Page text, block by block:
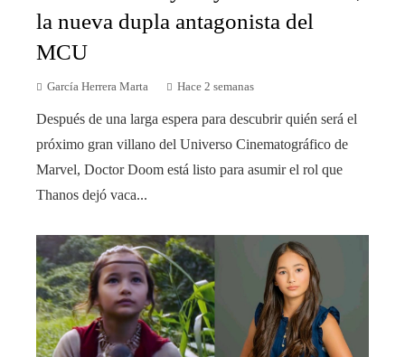
la nueva dupla antagonista del
MCU
García Herrera Marta Hace 2 semanas
Después de una larga espera para descubrir quién será el
próximo gran villano del Universo Cinematográfico de
Marvel, Doctor Doom está listo para asumir el rol que
Thanos dejó vaca...